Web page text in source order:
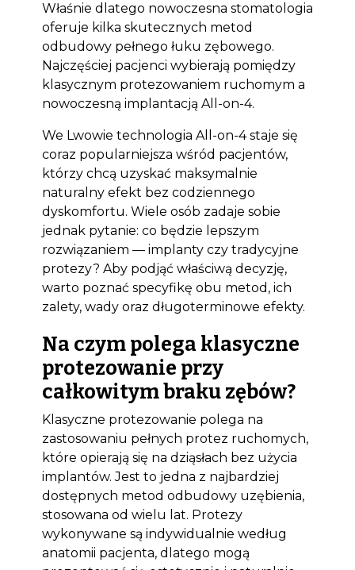
Właśnie dlatego nowoczesna stomatologia
oferuje kilka skutecznych metod
odbudowy pełnego łuku zębowego.
Najczęściej pacjenci wybierają pomiędzy
klasycznym protezowaniem ruchomym a
nowoczesną implantacją All-on-4.
We Lwowie technologia All-on-4 staje się
coraz popularniejsza wśród pacjentów,
którzy chcą uzyskać maksymalnie
naturalny efekt bez codziennego
dyskomfortu. Wiele osób zadaje sobie
jednak pytanie: co będzie lepszym
rozwiązaniem — implanty czy tradycyjne
protezy? Aby podjąć właściwą decyzję,
warto poznać specyfikę obu metod, ich
zalety, wady oraz długoterminowe efekty.
Na czym polega klasyczne
protezowanie przy
całkowitym braku zębów?
Klasyczne protezowanie polega na
zastosowaniu pełnych protez ruchomych,
które opierają się na dziąsłach bez użycia
implantów. Jest to jedna z najbardziej
dostępnych metod odbudowy uzębienia,
stosowana od wielu lat. Protezy
wykonywane są indywidualnie według
anatomii pacjenta, dlatego mogą